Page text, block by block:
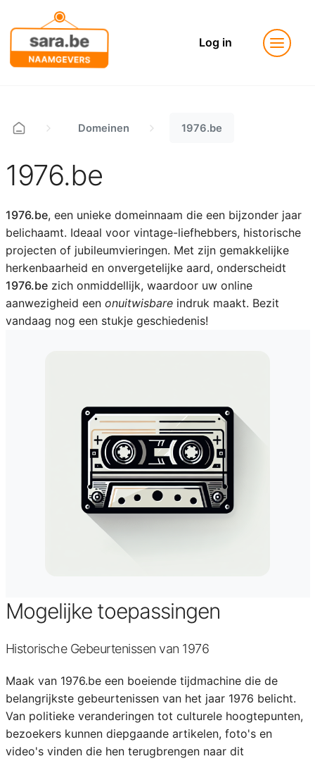
Log in
Domeinen 1976.be
1976.be
1976.be, een unieke domeinnaam die een bijzonder jaar
belichaamt. Ideaal voor vintage-liefhebbers, historische
projecten of jubileumvieringen. Met zijn gemakkelijke
herkenbaarheid en onvergetelijke aard, onderscheidt
1976.bezich onmiddellijk, waardoor uw online
aanwezigheid een onuitwisbareindruk maakt. Bezit
vandaag nog een stukje geschiedenis!
Mogelijke toepassingen
Historische Gebeurtenissen van 1976
Maak van 1976.be een boeiende tijdmachine die de
belangrijkste gebeurtenissen van het jaar 1976 belicht.
Van politieke veranderingen tot culturele hoogtepunten,
bezoekers kunnen diepgaande artikelen, foto's en
video's vinden die hen terugbrengen naar dit